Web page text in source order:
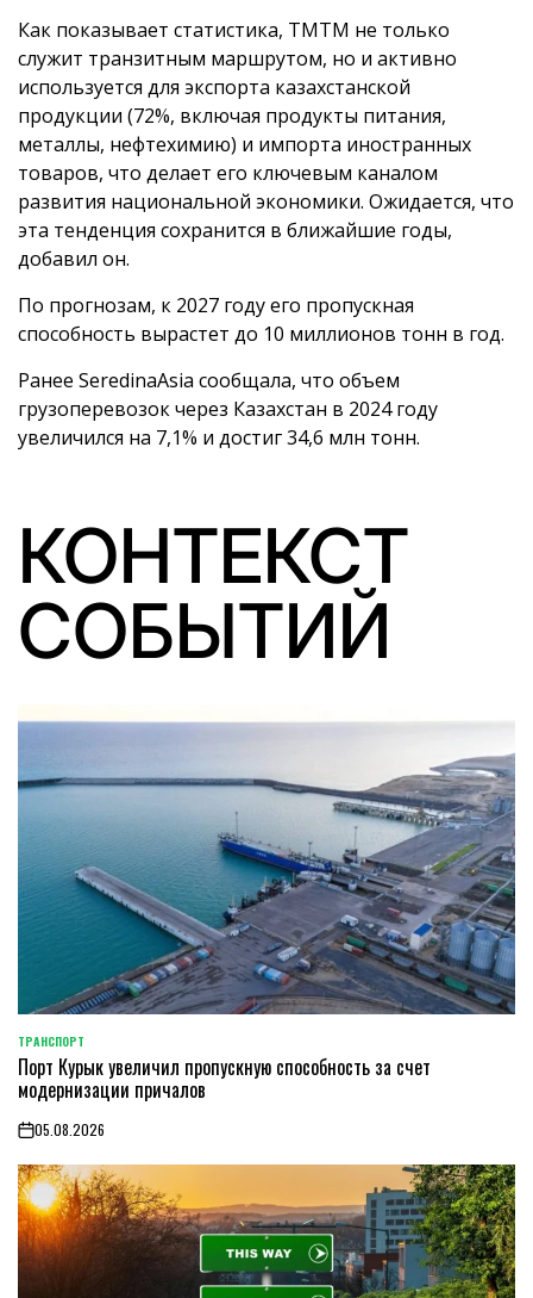
Как показывает статистика, ТМТМ не только
служит транзитным маршрутом, но и активно
используется для экспорта казахстанской
продукции (72%, включая продукты питания,
металлы, нефтехимию) и импорта иностранных
товаров, что делает его ключевым каналом
развития национальной экономики. Ожидается, что
эта тенденция сохранится в ближайшие годы,
добавил он.
По прогнозам, к 2027 году его пропускная
способность вырастет до 10 миллионов тонн в год.
Ранее SeredinaAsia сообщала, что объем
грузоперевозок через Казахстан в 2024 году
увеличился на 7,1% и достиг 34,6 млн тонн.
КОНТЕКСТ
СОБЫТИЙ
POSTED
IN
ТРАНСПОРТ
Порт Курык увеличил пропускную способность за счет
модернизации причалов
on05.08.2026